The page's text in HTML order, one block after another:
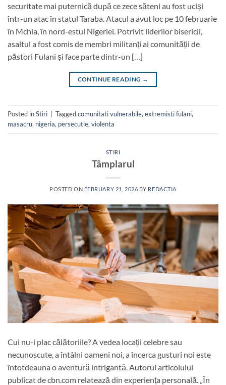
securitate mai puternică după ce zece săteni au fost uciși
într-un atac în statul Taraba. Atacul a avut loc pe 10 februarie
în Mchia, în nord-estul Nigeriei. Potrivit liderilor bisericii,
asaltul a fost comis de membri militanți ai comunității de
păstori Fulani și face parte dintr-un […]
CONTINUE READING →
Posted inStiri Taggedcomunitati vulnerabile,extremisti fulani,
masacru, nigeria, persecutie,violenta
STIRI
Tâmplarul
POSTED ON FEBRUARY 21, 2026 BY REDACTIA
Cui nu-i plac călătoriile? A vedea locații celebre sau
necunoscute, a întâlni oameni noi, a încerca gusturi noi este
întotdeauna o aventură intrigantă. Autorul articolului
publicat de cbn.com relatează din experiența personală. „În